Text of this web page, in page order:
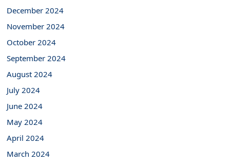
December 2024
November 2024
October 2024
September 2024
August 2024
July 2024
June 2024
May 2024
April 2024
March 2024